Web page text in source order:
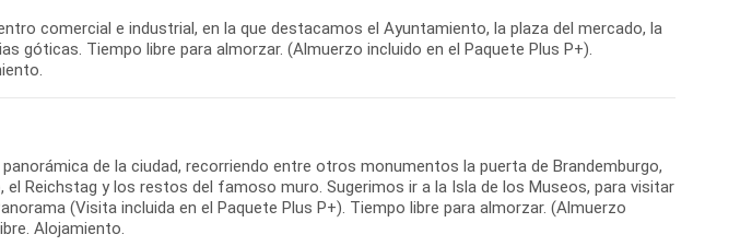
comercial e industrial, en la que destacamos el Ayuntamiento, la plaza del mercado, la
góticas. Tiempo libre para almorzar. (Almuerzo incluido en el Paquete Plus P+).
de la ciudad, recorriendo entre otros monumentos la puerta de Brandemburgo,
el Reichstag y los restos del famoso muro. Sugerimos ir a la Isla de los Museos, para visitar
(Visita incluida en el Paquete Plus P+). Tiempo libre para almorzar. (Almuerzo
Alojamiento.